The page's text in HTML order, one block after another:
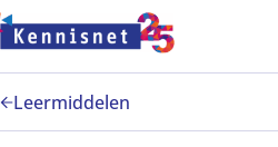
Doorgaan naar hoofdinhoud
Leermiddelen